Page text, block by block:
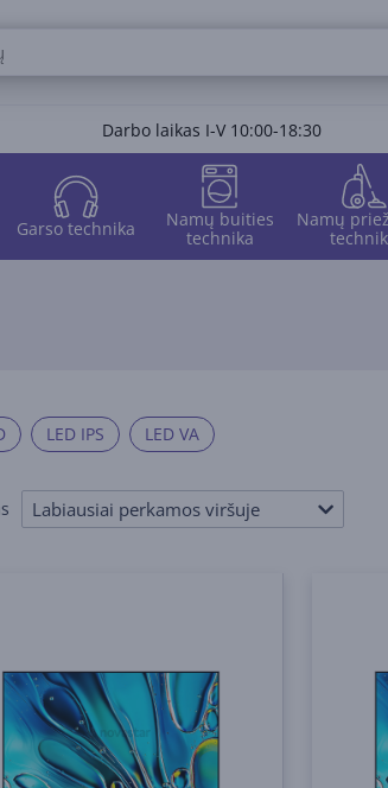
Darbo laikas I-V 10:00-18:30
Garso technika
Namų buities
technika
Namų
LED IPS LED VA
Labiausiai perkamos viršuje